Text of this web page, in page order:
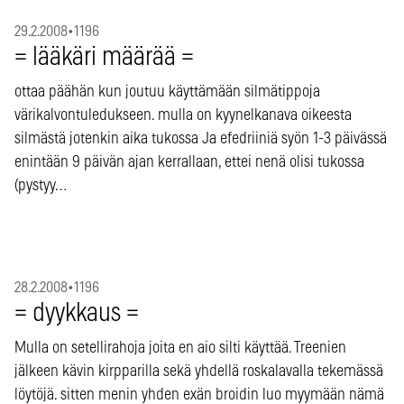
29.2.2008•1196
= lääkäri määrää =
ottaa päähän kun joutuu käyttämään silmätippoja
värikalvontuledukseen. mulla on kyynelkanava oikeesta
silmästä jotenkin aika tukossa Ja efedriiniä syön 1-3 päivässä
enintään 9 päivän ajan kerrallaan, ettei nenä olisi tukossa
(pystyy…
28.2.2008•1196
= dyykkaus =
Mulla on setellirahoja joita en aio silti käyttää. Treenien
jälkeen kävin kirpparilla sekä yhdellä roskalavalla tekemässä
löytöjä. sitten menin yhden exän broidin luo myymään nämä